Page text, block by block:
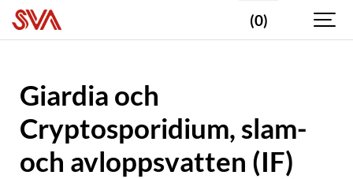
(0)
Giardia och
Cryptosporidium, slam-
och avloppsvatten (IF)